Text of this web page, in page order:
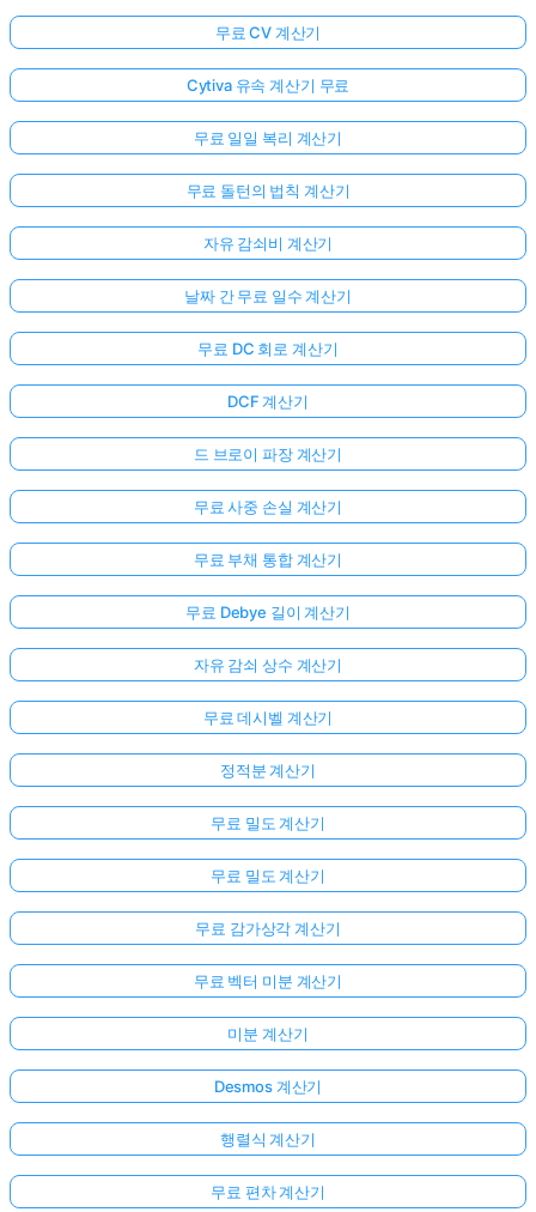
무료 CV 계산기
Cytiva 유속 계산기 무료
무료 일일 복리 계산기
무료 돌턴의 법칙 계산기
자유 감쇠비 계산기
날짜 간 무료 일수 계산기
무료 DC 회로 계산기
DCF 계산기
드 브로이 파장 계산기
무료 사중 손실 계산기
무료 부채 통합 계산기
무료 Debye 길이 계산기
자유 감쇠 상수 계산기
무료 데시벨 계산기
정적분 계산기
무료 밀도 계산기
무료 밀도 계산기
무료 감가상각 계산기
무료 벡터 미분 계산기
미분 계산기
Desmos 계산기
행렬식 계산기
무료 편차 계산기